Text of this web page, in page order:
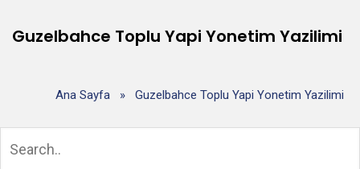
Guzelbahce Toplu Yapi Yonetim Yazilimi
Ana Sayfa » Guzelbahce Toplu Yapi Yonetim Yazilimi